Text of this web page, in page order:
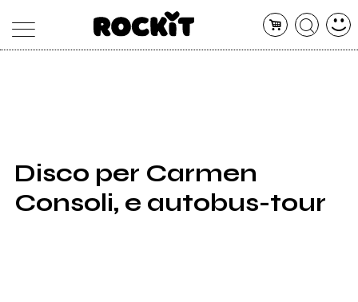
SHOP
RADIO
Disco per Carmen
Consoli, e autobus-tour